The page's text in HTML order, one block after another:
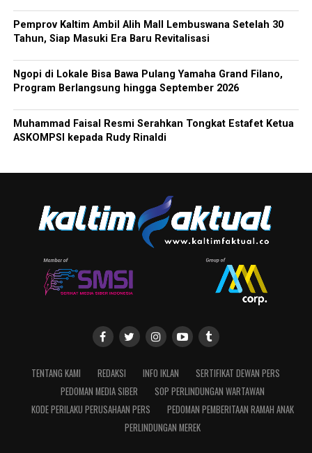
Pemprov Kaltim Ambil Alih Mall Lembuswana Setelah 30
Tahun, Siap Masuki Era Baru Revitalisasi
Ngopi di Lokale Bisa Bawa Pulang Yamaha Grand Filano,
Program Berlangsung hingga September 2026
Muhammad Faisal Resmi Serahkan Tongkat Estafet Ketua
ASKOMPSI kepada Rudy Rinaldi
TENTANG KAMI REDAKSI INFO IKLAN
SERTIFIKAT DEWAN PERS
PEDOMAN MEDIA SIBER
SOP PERLINDUNGAN WARTAWAN
KODE PERILAKU PERUSAHAAN PERS
PEDOMAN PEMBERITAAN RAMAH ANAK
PERLINDUNGAN MEREK